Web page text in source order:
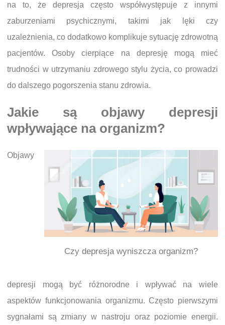
na to, że depresja często współwystępuje z innymi
zaburzeniami psychicznymi, takimi jak lęki czy
uzależnienia, co dodatkowo komplikuje sytuację zdrowotną
pacjentów. Osoby cierpiące na depresję mogą mieć
trudności w utrzymaniu zdrowego stylu życia, co prowadzi
do dalszego pogorszenia stanu zdrowia.
Jakie są objawy depresji
wpływające na organizm?
Czy depresja wyniszcza organizm?
Objawy
depresji mogą być różnorodne i wpływać na wiele
aspektów funkcjonowania organizmu. Często pierwszymi
sygnałami są zmiany w nastroju oraz poziomie energii.